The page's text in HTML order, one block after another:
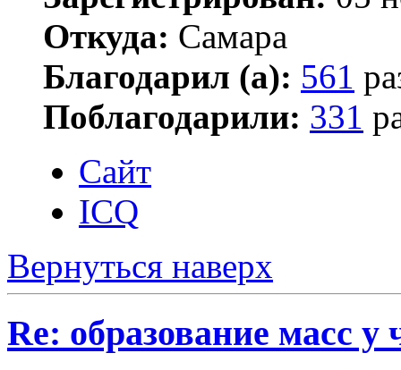
Откуда: Самара
Благодарил (а): 561
Поблагодарили: 331
Сайт
ICQ
Вернуться наверх
Re: образование масс у